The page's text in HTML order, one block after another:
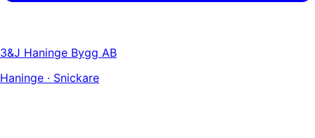
3&J Haninge Bygg AB
Haninge · Snickare